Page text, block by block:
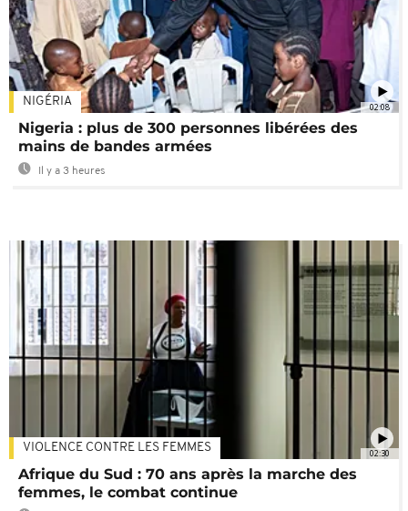
02:08
NIGÉRIA
Nigeria : plus de 300 personnes libérées des
mains de bandes armées
Il y a 3 heures
02:30
VIOLENCE CONTRE LES FEMMES
Afrique du Sud : 70 ans après la marche des
femmes, le combat continue